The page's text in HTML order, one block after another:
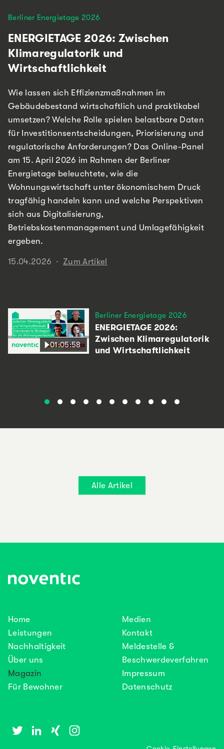
Berliner Energietage 2026
ENERGIETAGE 2026: Zwischen
Klimaregulatorik und
Wirtschaftlichkeit
Wie lassen sich Effizienzmaßnahmen im
Gebäudebestand wirtschaftlich und praktikabel
umsetzen? Welche Rolle spielen belastbare Daten
für Investitionsentscheidungen, Priorisierung und
regulatorische Anforderungen? Das Online-Panel
am 15. April 2026 im Rahmen der Berliner
Energietage beleuchtete, wie die
Wohnungswirtschaft unter ökonomischem Druck
tragfähig handeln kann und welche Perspektiven
sich aus Digitalisierung,
Betriebskostenmanagement und Umlagefähigkeit
ergeben.
15.04.2026 · Zum Artikel
01:05:58
Berliner Energietage 2026
ENERGIETAGE 2026:
Zwischen Klimaregulatorik
und Wirtschaftlichkeit
Alle Artikel
Home
Leistungen
Nachhaltigkeit
Über uns
Magazin
Für Bewohner
Medien
Kontakt
Meldestelle &
Beschwerdeverfahren
Impressum
Datenschutz